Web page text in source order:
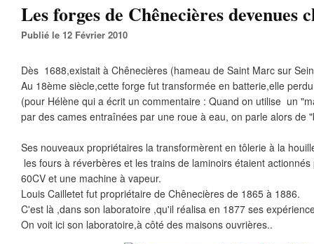
Les forges de Chênecières devenues
Publié le 12 Février 2010
Dès 1688,existait à Chênecières (hameau de Saint Marc sur
Au 18ème siècle,cette forge fut transformée en batterie,elle
(pour Hélène qui a écrit un commentaire : Quand on utilise un
par des cames entraînées par une roue à eau, on parle alors de
Ses nouveaux propriétaires la transformèrent en tôlerie à la
les fours à réverbères et les trains de laminoirs étaient
60CV et une machine à vapeur.
Louis Cailletet fut propriétaire de Chênecières de 1865 à 1886.
C'est là ,dans son laboratoire ,qu'il réalisa en 1877 ses
On voit ici son laboratoire,à côté des maisons ouvrières..